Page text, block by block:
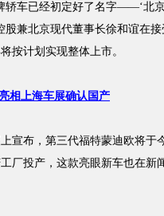
车已经初定好了名字——‘北京
股兼北京现代董事长徐和谊在
按计划实现整体上市。
相上海车展确认国产
布，第三代福特蒙迪欧将于
厂投产，这款亮眼新车也在新